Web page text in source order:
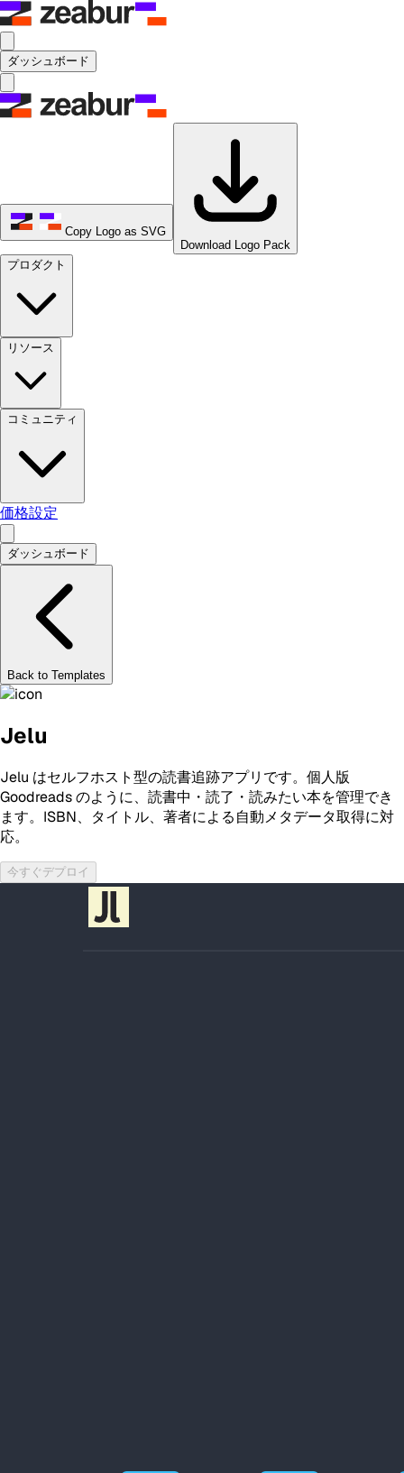
ダッシュボード
Copy Logo as SVG
Download Logo Pack
プロダクト
リソース
コミュニティ
価格設定
ダッシュボード
Back to Templates
Jelu
Jelu はセルフホスト型の読書追跡アプリです。個人版
Goodreads のように、読書中・読了・読みたい本を管理でき
ます。ISBN、タイトル、著者による自動メタデータ取得に対
応。
今すぐデプロイ